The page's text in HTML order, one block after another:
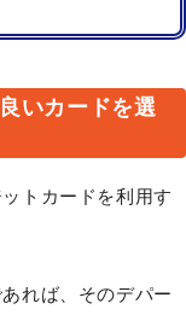
いカードを選
ットカードを利用す
れば、そのデパー